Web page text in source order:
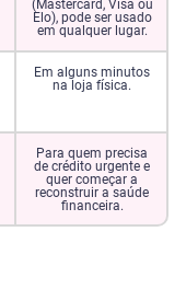
(Mastercard, Visa ou
Elo), pode ser usado
em qualquer lugar.
Em alguns minutos
na loja física.
Para quem precisa
de crédito urgente e
quer começar a
reconstruir a saúde
financeira.